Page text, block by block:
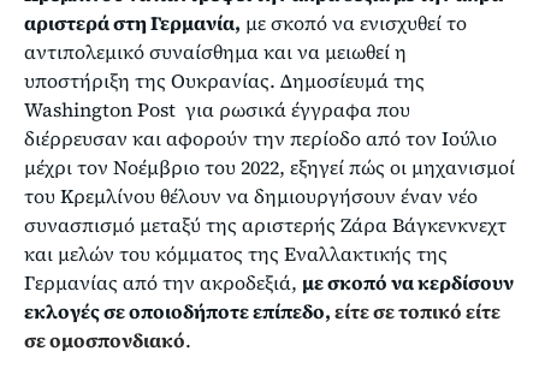
αριστερά στη Γερμανία, με σκοπό να ενισχυθεί το
αντιπολεμικό συναίσθημα και να μειωθεί η
υποστήριξη της Ουκρανίας. Δημοσίευμά της
Washington Post για ρωσικά έγγραφα που
διέρρευσαν και αφορούν την περίοδο από τον Ιούλιο
μέχρι τον Νοέμβριο του 2022, εξηγεί πώς οι μηχανισμοί
του Κρεμλίνου θέλουν να δημιουργήσουν έναν νέο
συνασπισμό μεταξύ της αριστερής Ζάρα Βάγκενκνεχτ
και μελών του κόμματος της Εναλλακτικής της
Γερμανίας από την ακροδεξιά, με σκοπό να κερδίσουν
εκλογές σε οποιοδήποτε επίπεδο,είτε σε τοπικό είτε
σε ομοσπονδιακό.